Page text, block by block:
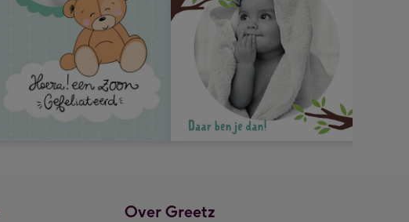
Over Greetz